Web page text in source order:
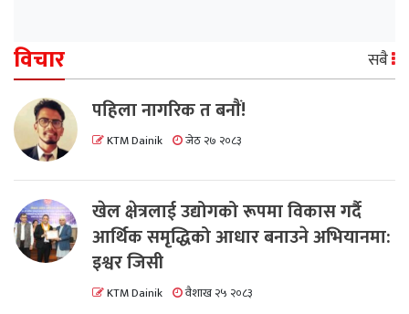
विचार सबै
पहिला नागरिक त बनाैं!
KTM Dainik जेठ २७ २०८३
खेल क्षेत्रलाई उद्योगको रूपमा विकास गर्दै
आर्थिक समृद्धिको आधार बनाउने अभियानमा:
इश्वर जिसी
KTM Dainik वैशाख २५ २०८३